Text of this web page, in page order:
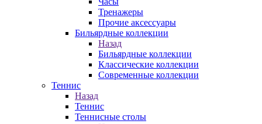
Тренажеры
Прочие аксессуары
Бильярдные коллекции
Назад
Бильярдные коллекции
Классические коллекции
Современные коллекции
Теннис
Назад
Теннис
Теннисные столы